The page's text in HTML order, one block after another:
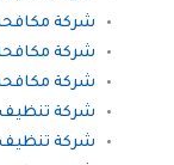
شركة
شركة
شركة
شركة
شركة